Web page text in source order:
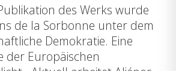
des Werks wurde
de la Sorbonne unter dem
Demokratie. Eine
der Europäischen